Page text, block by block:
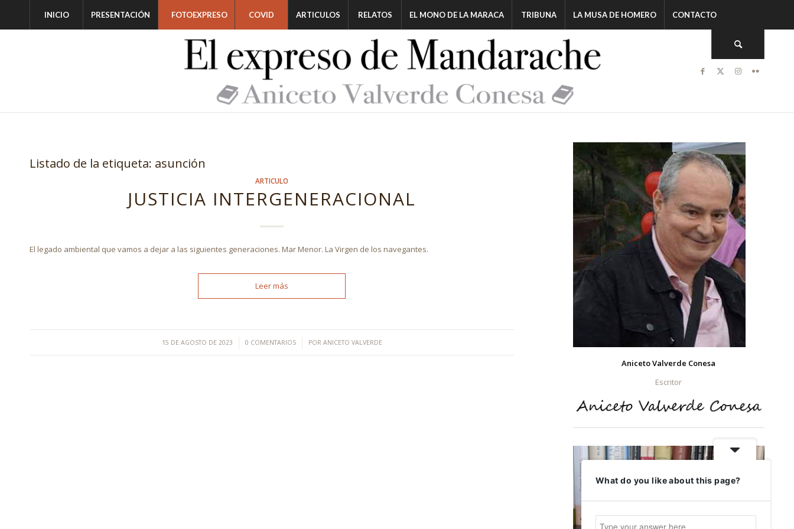
INICIO PRESENTACIÓN FOTOEXPRESO COVID ARTICULOS RELATOS EL MONO DE LA MARACA TRIBUNA LA MUSA DE HOMERO CONTACTO
Listado de la etiqueta: asunción
ARTICULO
JUSTICIA INTERGENERACIONAL
El legado ambiental que vamos a dejar a las siguientes generaciones. Mar Menor. La Virgen de los navegantes.
Leer más
15 DE AGOSTO DE 2023
/ 0 COMENTARIOS
/ POR ANICETO VALVERDE
Aniceto Valverde Conesa
Escritor
What do you like about this page?